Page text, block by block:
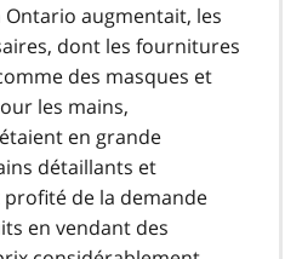
Ontario augmentait, les
dont les fournitures
des masques et
les mains,
en grande
détaillants et
de la demande
en vendant des